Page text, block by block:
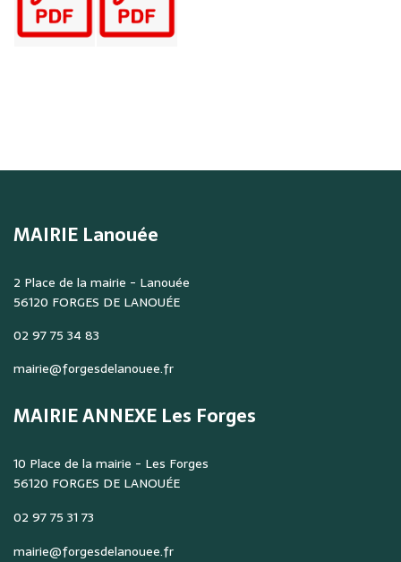
MAIRIE Lanouée
2 Place de la mairie - Lanouée
56120 FORGES DE LANOUÉE
02 97 75 34 83
mairie@forgesdelanouee.fr
MAIRIE ANNEXE Les Forges
10 Place de la mairie - Les Forges
56120 FORGES DE LANOUÉE
02 97 75 31 73
mairie@forgesdelanouee.fr